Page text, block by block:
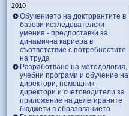
2010
Обучението на докторантите в
базови исзледователски
умения - предпоставки за
динамична кариера в
съответствие с потребностите
на труда
Разработване на методология,
учебни програми и обучение на
директори, помощник-
директори и счетоводители за
приложение на делегираните
бюджети в образованието